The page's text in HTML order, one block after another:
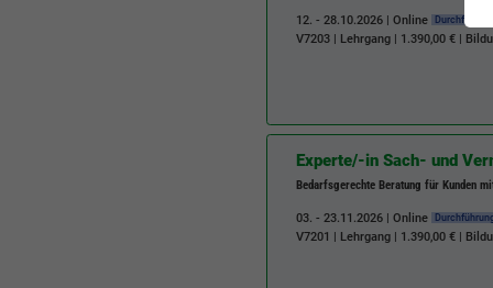
12. - 28.10.2026 | Online
V7203 | Lehrgang | 1.390,00 € |
Experte/-in Sach- und
Bedarfsgerechte Beratung für Kunden
03. - 23.11.2026 | Online
V7201 | Lehrgang | 1.390,00 € |